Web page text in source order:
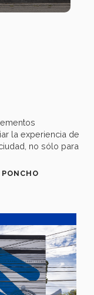
la experiencia de
no sólo para